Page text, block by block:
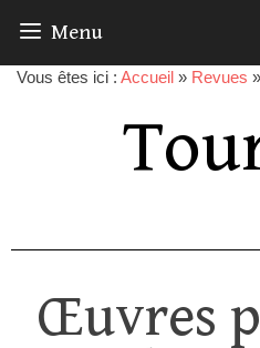
Menu
Vous êtes ici : Accueil » Revues »
Œuvres